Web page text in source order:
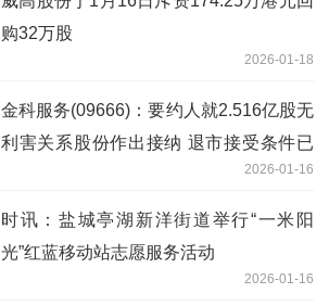
购32万股
2026-01-18
金科服务(09666)：要约人就2.516亿股无
利害关系股份作出接纳 退市接受条件已
2026-01-16
时讯：盐城亭湖新洋街道举行“一米阳
光”红蓝移动站志愿服务活动
2026-01-16